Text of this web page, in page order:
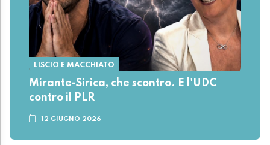
LISCIO E MACCHIATO
Mirante-Sirica, che scontro. E l'UDC
contro il PLR
12 GIUGNO 2026